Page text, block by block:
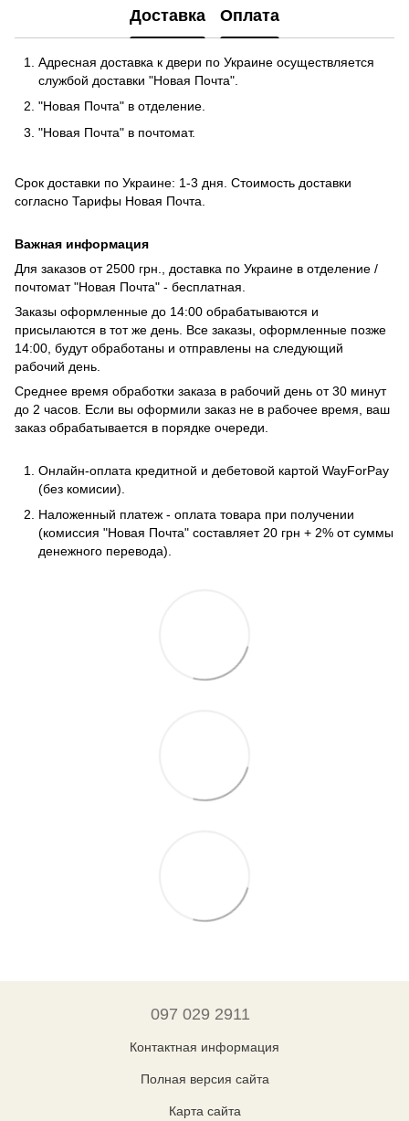
Доставка Оплата
Адресная доставка к двери по Украине осуществляется
службой доставки "Новая Почта".
"Новая Почта" в отделение.
"Новая Почта" в почтомат.
Срок доставки по Украине: 1-3 дня. Стоимость доставки
согласно Тарифы Новая Почта
Важная информация
Для заказов от 2500 грн., доставка по Украине в отделение /
почтомат "Новая Почта" - бесплатная.
Заказы оформленные до 14:00 обрабатываются и
присылаются в тот же день. Все заказы, оформленные позже
14:00, будут обработаны и отправлены на следующий
рабочий день.
Среднее время обработки заказа в рабочий день от 30 минут
до 2 часов. Если вы оформили заказ не в рабочее время, ваш
заказ обрабатывается в порядке очереди.
Онлайн-оплата кредитной и дебетовой картой WayForPay
(без комисии).
Наложенный платеж - оплата товара при получении
(комиссия "Новая Почта" составляет 20 грн + 2% от суммы
денежного перевода).
097 029 2911
Контактная информация
Полная версия сайта
Карта сайта